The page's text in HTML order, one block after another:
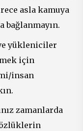
asla kamuya
bağlanmayın.
yükleniciler
için
insan
zamanlarda